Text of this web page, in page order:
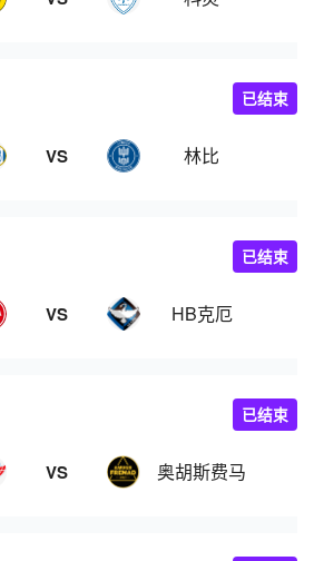
VS 林比
已结束
VS HB克厄
已结束
VS 奥胡斯费马
已结束